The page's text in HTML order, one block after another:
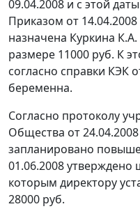
09.04.2008 и с этой
Приказом от
назначена Куркина
размере 11000 руб. К
согласно справки КЭК
беременна.
Согласно протоколу
Общества от
запланировано
01.06.2008 утверждено
которым директору
28000 руб.